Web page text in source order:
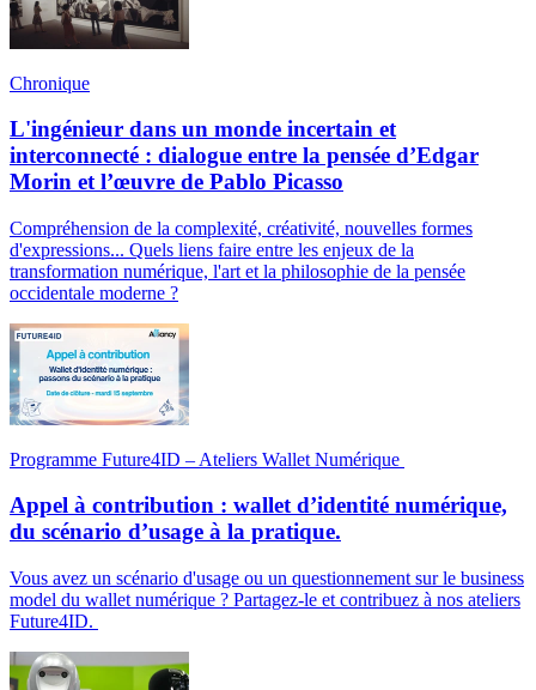
Chronique
L'ingénieur dans un monde incertain et
interconnecté : dialogue entre la pensée d’Edgar
Morin et l’œuvre de Pablo Picasso
Compréhension de la complexité, créativité, nouvelles formes
d'expressions... Quels liens faire entre les enjeux de la
transformation numérique, l'art et la philosophie de la pensée
occidentale moderne ?
Programme Future4ID – Ateliers Wallet Numérique
Appel à contribution : wallet d’identité numérique,
du scénario d’usage à la pratique.
Vous avez un scénario d'usage ou un questionnement sur le business
model du wallet numérique ? Partagez-le et contribuez à nos ateliers
Future4ID.